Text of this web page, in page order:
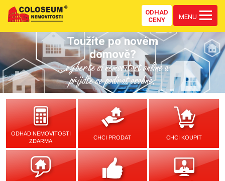
ODHAD
CENY
MENU
Toužíte po novém
domově?
...vyberte si nemovitost online a
přijďte se podívat osobně.
ODHAD NEMOVITOSTI
ZDARMA
CHCI PRODAT CHCI KOUPIT